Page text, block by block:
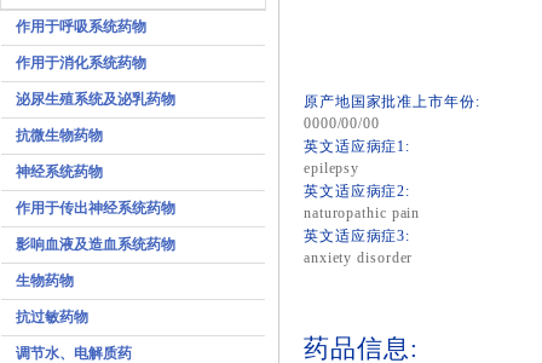
作用于呼吸系统药物
作用于消化系统药物
泌尿生殖系统及泌乳药物
抗微生物药物
神经系统药物
作用于传出神经系统药物
影响血液及造血系统药物
生物药物
抗过敏药物
调节水、电解质药
原产地国家批准上市年份:
0000/00/00
英文适应病症1:
epilepsy
英文适应病症2:
naturopathic pain
英文适应病症3:
anxiety disorder
药品信息: